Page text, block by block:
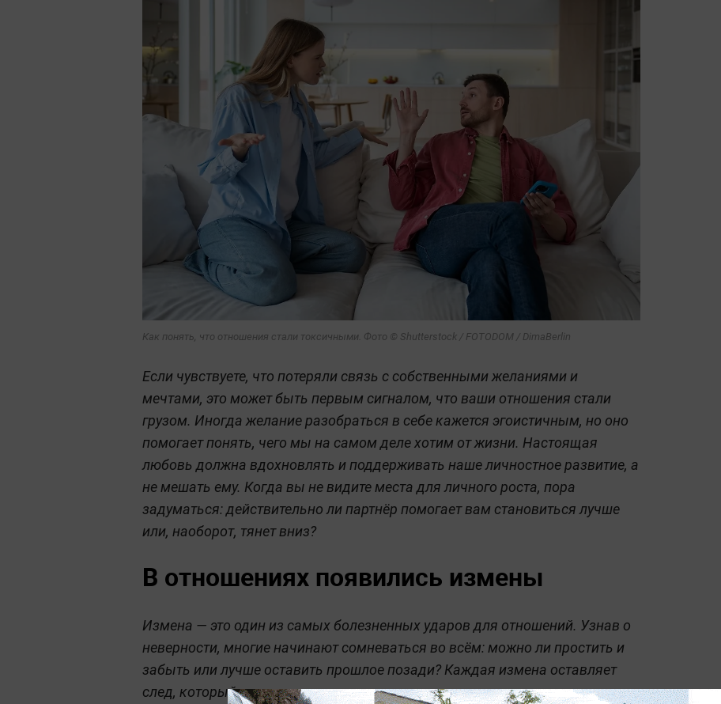
Как понять, что отношения стали токсичными. Фото © Shutterstock / FOTODOM / DimaBerlin
Если чувствуете, что потеряли связь с собственными желаниями и
мечтами, это может быть первым сигналом, что ваши отношения стали
грузом. Иногда желание разобраться в себе кажется эгоистичным, но оно
помогает понять, чего мы на самом деле хотим от жизни. Настоящая
любовь должна вдохновлять и поддерживать наше личностное развитие, а
не мешать ему. Когда вы не видите места для личного роста, пора
задуматься: действительно ли партнёр помогает вам становиться лучше
или, наоборот, тянет вниз?
В отношениях появились измены
Измена — это один из самых болезненных ударов для отношений. Узнав о
неверности, многие начинают сомневаться во всём: можно ли простить и
забыть или лучше оставить прошлое позади? Каждая измена оставляет
след, который со временем может стать непреодолимым препятствием на